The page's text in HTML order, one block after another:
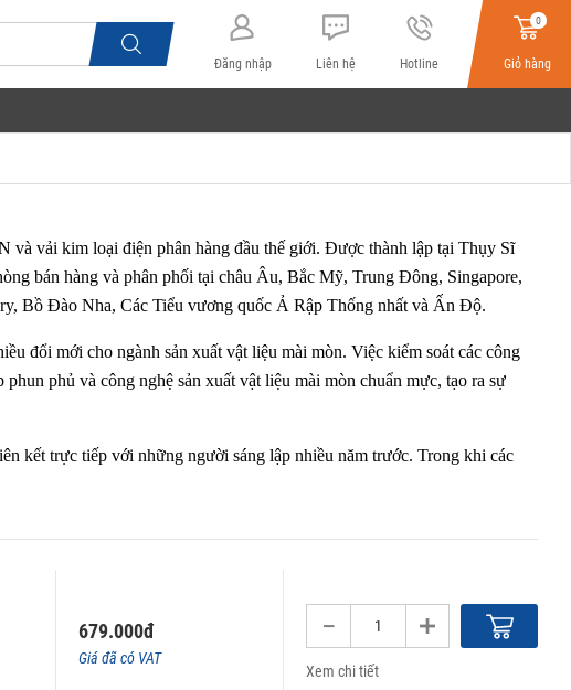
Đăng nhập Liên hệ Hotline
0
Giỏ hàng
vải kim loại điện phân hàng đầu thế giới. Được thành lập tại Thụy Sĩ
bán hàng và phân phối tại châu Âu, Bắc Mỹ, Trung Đông, Singapore,
Bồ Đào Nha, Các Tiểu vương quốc Ả Rập Thống nhất và Ấn Độ.
đổi mới cho ngành sản xuất vật liệu mài mòn. Việc kiểm soát các công
phủ và công nghệ sản xuất vật liệu mài mòn chuẩn mực, tạo ra sự
kết trực tiếp với những người sáng lập nhiều năm trước. Trong khi các
679.000đ
Giá đã có VAT
Xem chi tiết